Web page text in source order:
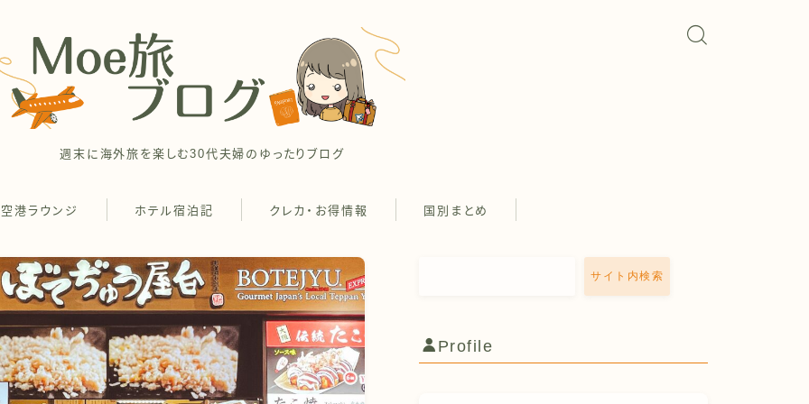
週末に海外旅を楽しむ30代夫婦のゆったりブログ
空港ラウンジ ホテル宿泊記 クレカ・お得情報 国別まとめ
サイト内検索
Profile